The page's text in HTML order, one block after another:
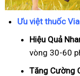
Ưu việt thuốc
Hiệu Quả
vòng 30-60
Tăng Cường